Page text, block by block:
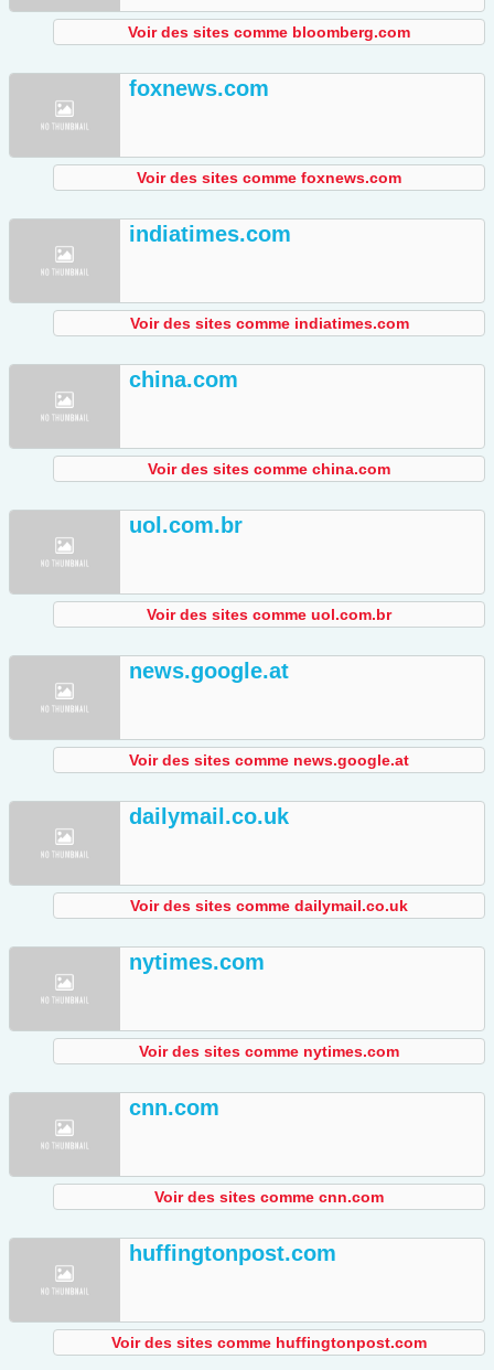
Voir des sites comme bloomberg.com
foxnews.com
Voir des sites comme foxnews.com
indiatimes.com
Voir des sites comme indiatimes.com
china.com
Voir des sites comme china.com
uol.com.br
Voir des sites comme uol.com.br
news.google.at
Voir des sites comme news.google.at
dailymail.co.uk
Voir des sites comme dailymail.co.uk
nytimes.com
Voir des sites comme nytimes.com
cnn.com
Voir des sites comme cnn.com
huffingtonpost.com
Voir des sites comme huffingtonpost.com